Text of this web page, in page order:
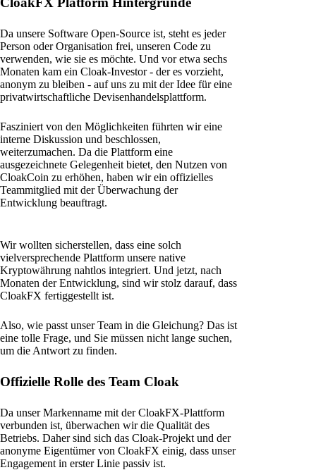
Da unsere Software Open-Source ist, steht es jeder
Person oder Organisation frei, unseren Code zu
verwenden, wie sie es möchte. Und vor etwa sechs
Monaten kam ein Cloak-Investor - der es vorzieht,
anonym zu bleiben - auf uns zu mit der Idee für eine
privatwirtschaftliche Devisenhandelsplattform.
Fasziniert von den Möglichkeiten führten wir eine
interne Diskussion und beschlossen,
weiterzumachen. Da die Plattform eine
ausgezeichnete Gelegenheit bietet, den Nutzen von
CloakCoin zu erhöhen, haben wir ein offizielles
Teammitglied mit der Überwachung der
Entwicklung beauftragt.
Wir wollten sicherstellen, dass eine solch
vielversprechende Plattform unsere native
Kryptowährung nahtlos integriert. Und jetzt, nach
Monaten der Entwicklung, sind wir stolz darauf, dass
CloakFX fertiggestellt ist.
Also, wie passt unser Team in die Gleichung? Das ist
eine tolle Frage, und Sie müssen nicht lange suchen,
um die Antwort zu finden.
Offizielle Rolle des Team Cloak
Da unser Markenname mit der CloakFX-Plattform
verbunden ist, überwachen wir die Qualität des
Betriebs. Daher sind sich das Cloak-Projekt und der
anonyme Eigentümer von CloakFX einig, dass unser
Engagement in erster Linie passiv ist.